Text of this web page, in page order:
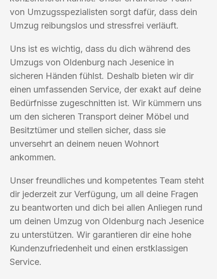
von Umzugsspezialisten sorgt dafür, dass dein
Umzug reibungslos und stressfrei verläuft.
Uns ist es wichtig, dass du dich während des
Umzugs von Oldenburg nach Jesenice in
sicheren Händen fühlst. Deshalb bieten wir dir
einen umfassenden Service, der exakt auf deine
Bedürfnisse zugeschnitten ist. Wir kümmern uns
um den sicheren Transport deiner Möbel und
Besitztümer und stellen sicher, dass sie
unversehrt an deinem neuen Wohnort
ankommen.
Unser freundliches und kompetentes Team steht
dir jederzeit zur Verfügung, um all deine Fragen
zu beantworten und dich bei allen Anliegen rund
um deinen Umzug von Oldenburg nach Jesenice
zu unterstützen. Wir garantieren dir eine hohe
Kundenzufriedenheit und einen erstklassigen
Service.